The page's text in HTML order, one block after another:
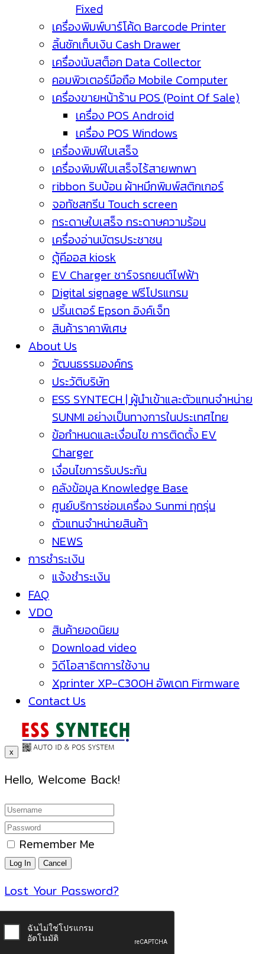
Fixed
เครื่องพิมพ์บาร์โค้ด Barcode Printer
ลิ้นชักเก็บเงิน Cash Drawer
เครื่องนับสต็อก Data Collector
คอมพิวเตอร์มือถือ Mobile Computer
เครื่องขายหน้าร้าน POS (Point Of Sale)
เครื่อง POS Android
เครื่อง POS Windows
เครื่องพิมพ์ใบเสร็จ
เครื่องพิมพ์ใบเสร็จไร้สายพกพา
ribbon ริบบ้อน ผ้าหมึกพิมพ์สติกเกอร์
จอทัชสกรีน Touch screen
กระดาษใบเสร็จ กระดาษความร้อน
เครื่องอ่านบัตรประชาชน
ตู้คีออส kiosk
EV Charger ชาร์จรถยนต์ไฟฟ้า
Digital signage ฟรีโปรแกรม
ปริ้นเตอร์ Epson อิงค์เจ็ท
สินค้าราคาพิเศษ
About Us
วัฒนธรรมองค์กร
ประวัติบริษัท
ESS SYNTECH | ผู้นำเข้าและตัวแทนจำหน่าย
SUNMI อย่างเป็นทางการในประเทศไทย
ข้อกำหนดและเงื่อนไข การติดตั้ง EV
Charger
เงื่อนไขการรับประกัน
คลังข้อมูล Knowledge Base
ศูนย์บริการซ่อมเครื่อง Sunmi ทุกรุ่น
ตัวแทนจำหน่ายสินค้า
NEWS
การชำระเงิน
แจ้งชำระเงิน
FAQ
VDO
สินค้ายอดนิยม
Download video
วิดีโอสาธิตการใช้งาน
Xprinter XP-C300H อัพเดท Firmware
Contact Us
x
Hello, Welcome Back!
Remember Me
Lost Your Password?